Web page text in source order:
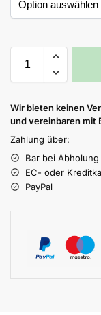
Wir bieten keinen
und vereinbaren mit
Zahlung über:
Bar bei Abholung
EC- oder
PayPal